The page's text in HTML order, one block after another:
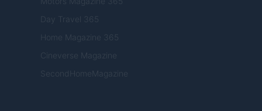
Day Travel 365
Home Magazine 365
Cineverse Magazine
SecondHomeMagazine